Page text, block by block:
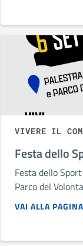
VIVERE IL
Festa dello
Festa dello
Parco del
VAI ALLA PAGINA